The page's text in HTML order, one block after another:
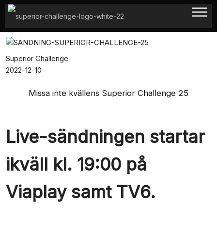
Hoppa
innehåll
Superior Challenge
2022-12-10
Missa inte kvällens Superior Challenge 25
Live-sändningen startar
ikväll kl. 19:00 på
Viaplay samt TV6.